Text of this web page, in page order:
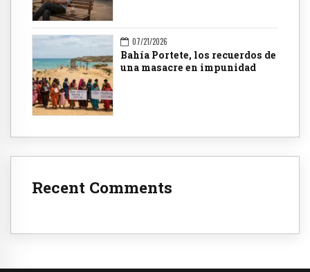
07/21/2026
Bahía Portete, los recuerdos de
una masacre en impunidad
Recent Comments